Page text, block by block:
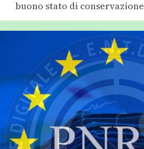
buono stato di conservazione